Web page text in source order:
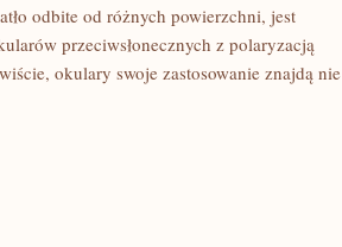
odbite od różnych powierzchni, jest
przeciwsłonecznych z polaryzacją
okulary swoje zastosowanie znajdą nie